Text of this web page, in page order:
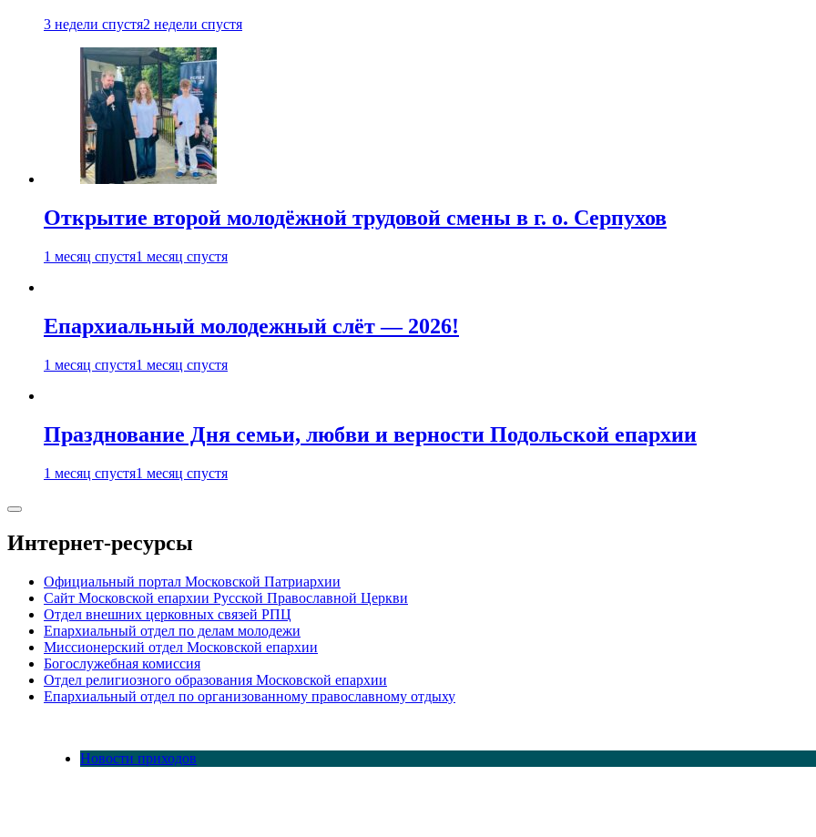
3 недели спустя2 недели спустя
Открытие второй молодёжной трудовой смены в г. о. Серпухов
1 месяц спустя1 месяц спустя
Епархиальный молодежный слёт — 2026!
1 месяц спустя1 месяц спустя
Празднование Дня семьи, любви и верности Подольской епархии
1 месяц спустя1 месяц спустя
Интернет-ресурсы
Официальный портал Московской Патриархии
Сайт Московской епархии Русской Православной Церкви
Отдел внешних церковных связей РПЦ
Епархиальный отдел по делам молодежи
Миссионерский отдел Московской епархии
Богослужебная комиссия
Отдел религиозного образования Московской епархии
Епархиальный отдел по организованному православному отдыху
Новости приходов